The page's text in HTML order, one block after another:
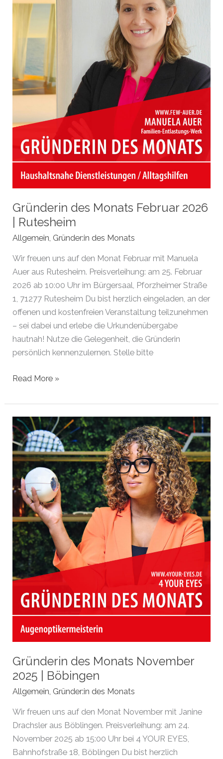
Weil
Gründerin des Monats Februar 2026
| Rutesheim
Allgemein Gründer:in des Monats
Wir freuen uns auf den Monat Februar mit Manuela
Auer aus Rutesheim. Preisverleihung: am 25. Februar
2026 ab 10:00 Uhr im Bürgersaal, Pforzheimer Straße
1, 71277 Rutesheim Du bist herzlich eingeladen, an der
offenen und kostenfreien Veranstaltung teilzunehmen
– sei dabei und erlebe die Urkundenübergabe
hautnah! Nutze die Gelegenheit, die Gründerin
persönlich kennenzulernen. Stelle bitte
Gründerin
Monats
Februar
2026
|
Rutesheim
Read More »
Gründerin des Monats November
2025 | Böbingen
Allgemein Gründer:in des Monats
Wir freuen uns auf den Monat November mit Janine
Drachsler aus Böblingen. Preisverleihung: am 24.
November 2025 ab 15:00 Uhr bei 4 YOUR EYES,
Bahnhofstraße 18, Böblingen Du bist herzlich